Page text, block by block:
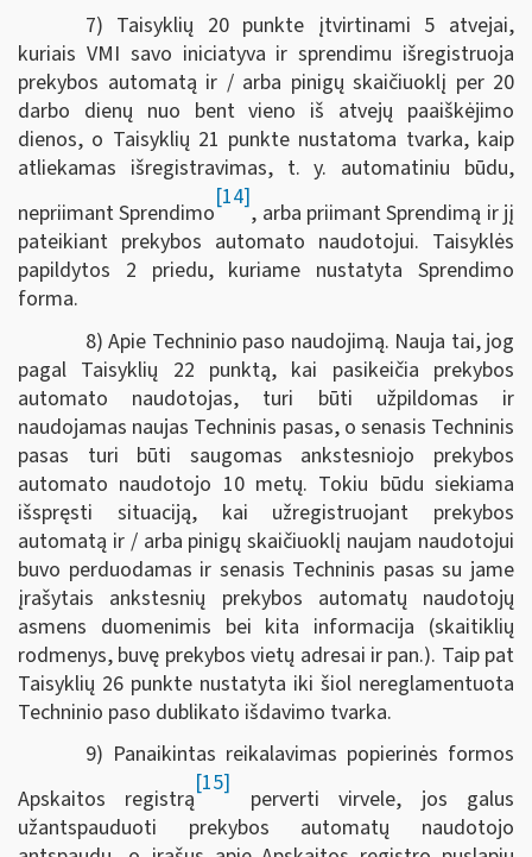
7) Taisyklių 20 punkte įtvirtinami 5 atvejai,
kuriais VMI savo iniciatyva ir sprendimu išregistruoja
prekybos automatą ir / arba pinigų skaičiuoklį per 20
darbo dienų nuo bent vieno iš atvejų paaiškėjimo
dienos, o Taisyklių 21 punkte nustatoma tvarka, kaip
atliekamas išregistravimas, t. y. automatiniu būdu,
nepriimant Sprendimo
[14]
, arba priimant Sprendimą ir jį
pateikiant prekybos automato naudotojui. Taisyklės
papildytos 2 priedu, kuriame nustatyta Sprendimo
forma.
8) Apie Techninio paso naudojimą. Nauja tai, jog
pagal Taisyklių 22 punktą, kai pasikeičia prekybos
automato naudotojas, turi būti užpildomas ir
naudojamas naujas Techninis pasas, o senasis Techninis
pasas turi būti saugomas ankstesniojo prekybos
automato naudotojo 10 metų. Tokiu būdu siekiama
išspręsti situaciją, kai užregistruojant prekybos
automatą ir / arba pinigų skaičiuoklį naujam naudotojui
buvo perduodamas ir senasis Techninis pasas su jame
įrašytais ankstesnių prekybos automatų naudotojų
asmens duomenimis bei kita informacija (skaitiklių
rodmenys, buvę prekybos vietų adresai ir pan.). Taip pat
Taisyklių 26 punkte nustatyta iki šiol nereglamentuota
Techninio paso dublikato išdavimo tvarka.
9) Panaikintas reikalavimas popierinės formos
Apskaitos registrą
[15]
perverti virvele, jos galus
užantspauduoti prekybos automatų naudotojo